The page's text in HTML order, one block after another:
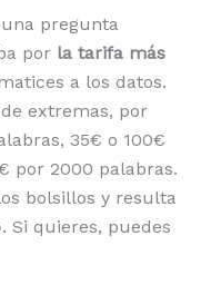
pregunta
por la tarifa más
a los datos.
extremas, por
35€ o 100€
por 2000 palabras.
bolsillos y resulta
Si quieres, puedes